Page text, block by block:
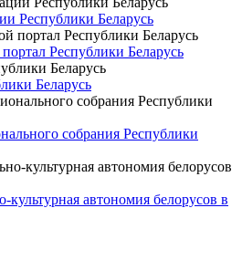
Республики Беларусь
Республики Беларусь
Беларусь
собрания Республики
культурная автономия белорусов в